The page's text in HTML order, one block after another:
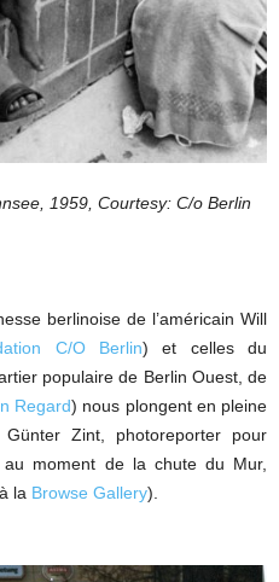
1959, Courtesy: C/o Berlin
berlinoise de l’américain Will
C/O Berlin) et celles du
populaire de Berlin Ouest, de
Regard) nous plongent en pleine
Zint, photoreporter pour
au moment de la chute du Mur,
la Browse Gallery).